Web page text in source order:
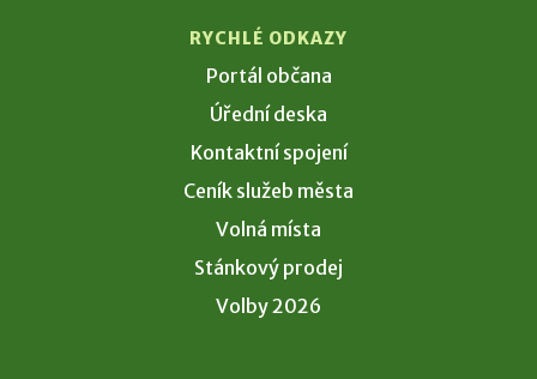
RYCHLÉ ODKAZY
Portál občana
Úřední deska
Kontaktní spojení
Ceník služeb města
Volná místa
Stánkový prodej
Volby 2026